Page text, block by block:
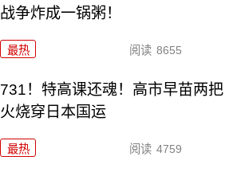
战争炸成一锅粥！
最热 阅读 8655
731！特高课还魂！高市早苗两把
火烧穿日本国运
最热 阅读 4759